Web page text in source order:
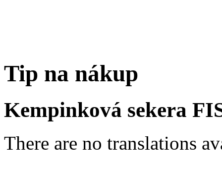
Tip na nákup
Kempinková sekera
There are no translations